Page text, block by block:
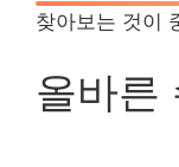
찾아보는 것이
올바른